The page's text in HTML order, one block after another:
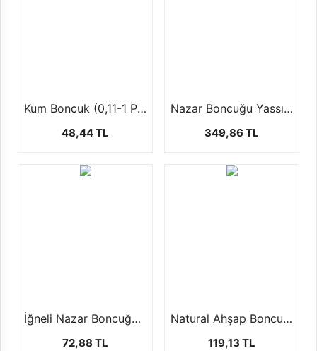
Kum Boncuk (0,11-1 Paket-12 dizi)
48,44 TL
Nazar Boncuğu Yassı Plastik (8mm, 1 Paket-1000 Adet)
349,86 TL
İğneli Nazar Boncuğu (1 Paket - 50 Adet)
72,88 TL
Natural Ahşap Boncuk (100 Gr)
119,13 TL